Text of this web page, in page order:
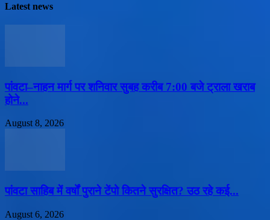
Latest news
पांवटा–नाहन मार्ग पर शनिवार सुबह करीब 7:00 बजे ट्राला खराब
होने...
August 8, 2026
पांवटा साहिब में वर्षों पुराने टेंपो कितने सुरक्षित? उठ रहे कई...
August 6, 2026